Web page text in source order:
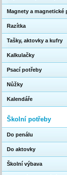
Magnety a magnetické
Razítka
Tašky, aktovky a kufry
Kalkulačky
Psací potřeby
Nůžky
Kalendáře
Školní potřeby
Do penálu
Do aktovky
Školní výbava